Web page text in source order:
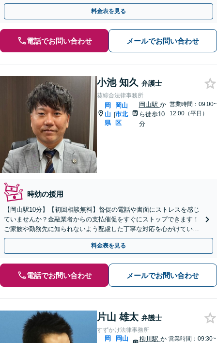
０件は言葉を超えた確かな信頼の証。
料金表を見る
電話でお問い合わせ メールでお問い合わせ
小池 知久 弁護士
葵綜合法律事務所
岡
山
県
|
岡山
市北
区
岡山駅 か
ら徒歩10
分
営業時間：09:00~
12:00（平日）
時効の援用
【岡山駅10分】【初回相談無料】督促の電話や書面にストレスを感じ
ていませんか？金融業者からの支払催促をすぐにストップできます！
ご家族や勤務先に知られないよう配慮した丁寧な対応を心がけていま
す。まずはご相談ください。【夜間・休日相談可】
料金表を見る
電話でお問い合わせ メールでお問い合わせ
片山 雄太 弁護士
すずかけ法律事務所
岡
岡山
柳川駅 か 営業時間：09:30~